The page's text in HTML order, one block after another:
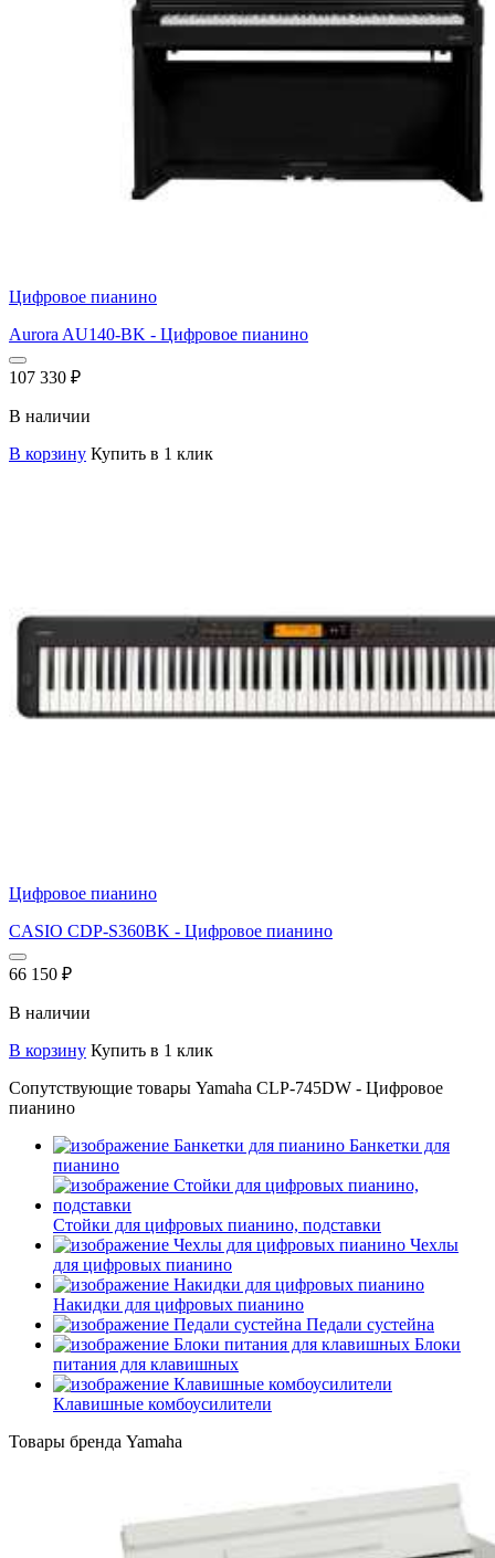
Цифровое пианино
Aurora AU140-BK - Цифровое пианино
107 330 ₽
В наличии
В корзину Купить в 1 клик
Цифровое пианино
CASIO CDP-S360BK - Цифровое пианино
66 150 ₽
В наличии
В корзину Купить в 1 клик
Сопутствующие товары Yamaha CLP-745DW - Цифровое
пианино
Банкетки для
пианино
Стойки для цифровых пианино, подставки
Чехлы
для цифровых пианино
Накидки для цифровых пианино
Педали сустейна
Блоки
питания для клавишных
Клавишные комбоусилители
Товары бренда Yamaha